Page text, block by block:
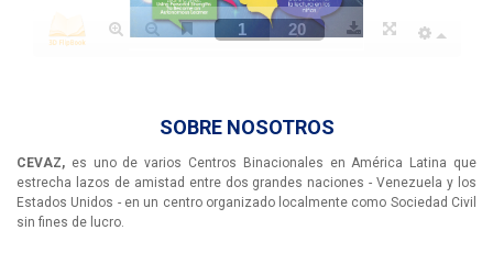
SOBRE NOSOTROS
CEVAZ, es uno de varios Centros Binacionales en América Latina que
estrecha lazos de amistad entre dos grandes naciones - Venezuela y los
Estados Unidos - en un centro organizado localmente como Sociedad Civil
sin fines de lucro.